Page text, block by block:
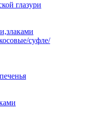
глазури
суфле/